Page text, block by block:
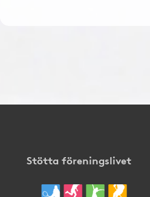
Stötta föreningslivet